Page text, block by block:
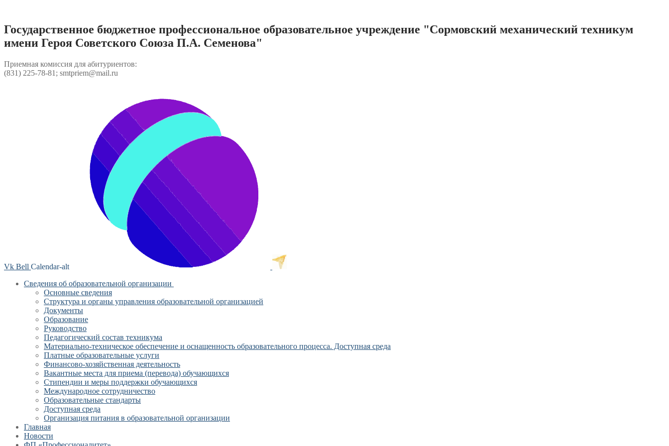
содержимому
Государственное бюджетное профессиональное образовательное учреждение "Сормовский механический техникум
имени Героя Советского Союза П.А. Семенова"
Приемная комиссия для абитуриентов:
(831) 225-78-81; smtpriem@mail.ru
Vk Bell Calendar-alt
Сведения об образовательной организации
Основные сведения
Структура и органы управления образовательной организацией
Документы
Образование
Руководство
Педагогический состав техникума
Материально-техническое обеспечение и оснащенность образовательного процесса. Доступная среда
Платные образовательные услуги
Финансово-хозяйственная деятельность
Вакантные места для приема (перевода) обучающихся
Стипендии и меры поддержки обучающихся
Международное сотрудничество
Образовательные стандарты
Доступная среда
Организация питания в образовательной организации
Главная
Новости